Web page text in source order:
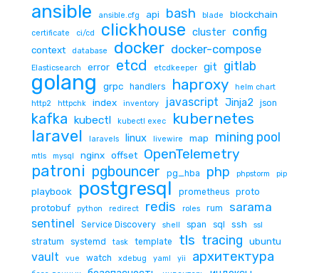
ansible ansible.cfg api bash blade blockchain
certificate ci/cd clickhouse cluster config
context database docker docker-compose
Elasticsearch error etcd etcdkeeper git gitlab
golang grpc handlers haproxy
helm chart
http2
httpchk index inventory javascript Jinja2 json
kafka kubectl kubectl exec kubernetes
laravel laravels linux livewire map mining pool
mtls mysql nginx offset OpenTelemetry
patroni pgbouncer pg_hba php phpstorm pip
playbook postgresql prometheus proto
protobuf python redirect redis roles rum sarama
sentinel Service Discovery shell span sql ssh ssl
stratum systemd task template tls tracing ubuntu
vault vue watch xdebug yaml yii архитектура